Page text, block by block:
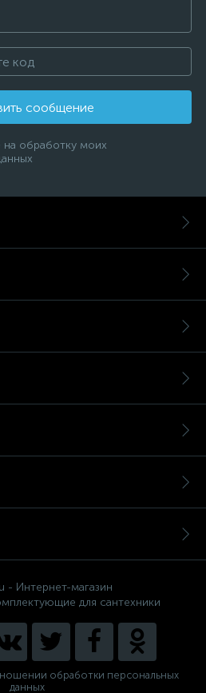
сообщение
обработку моих
- Интернет-магазин
для сантехники
обработки персональных
данных